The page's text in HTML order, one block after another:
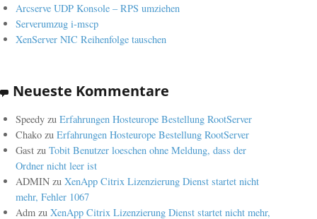
Arcserve UDP Konsole – RPS umziehen
Serverumzug i-mscp
XenServer NIC Reihenfolge tauschen
Neueste Kommentare
Speedy zuErfahrungen Hosteurope Bestellung RootServer
Chako zuErfahrungen Hosteurope Bestellung RootServer
Gast zuTobit Benutzer loeschen ohne Meldung, dass der
Ordner nicht leer ist
ADMIN zuXenApp Citrix Lizenzierung Dienst startet nicht
mehr, Fehler 1067
Adm zuXenApp Citrix Lizenzierung Dienst startet nicht mehr,